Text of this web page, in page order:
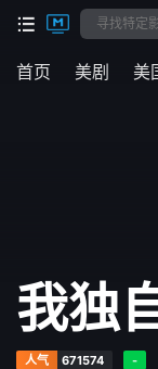
首页 美剧 美
我独
人气 671574 -